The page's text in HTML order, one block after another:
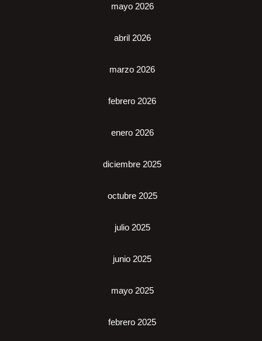
mayo 2026
abril 2026
marzo 2026
febrero 2026
enero 2026
diciembre 2025
octubre 2025
julio 2025
junio 2025
mayo 2025
febrero 2025